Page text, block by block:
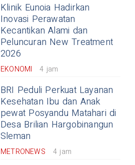
Klinik Eunoia Hadirkan
Inovasi Perawatan
Kecantikan Alami dan
Peluncuran New Treatment
2026
EKONOMI 4 jam
BRI Peduli Perkuat Layanan
Kesehatan Ibu dan Anak
pewat Posyandu Matahari di
Desa Brilian Hargobinangun
Sleman
METRONEWS 4 jam